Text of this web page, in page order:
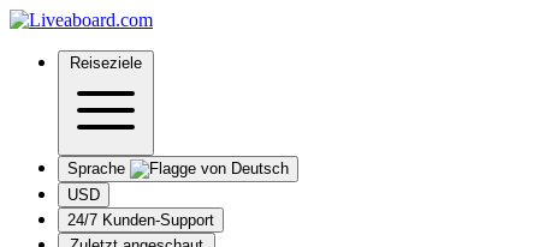
Reiseziele
Sprache
USD
24/7 Kunden-Support